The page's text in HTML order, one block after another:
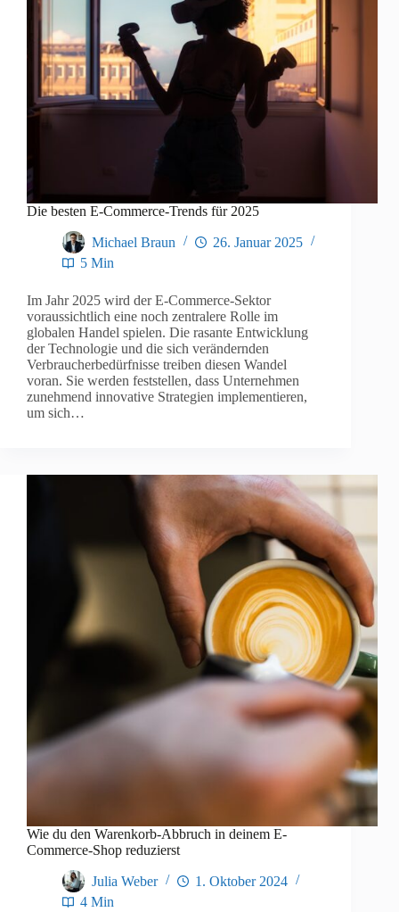
Die besten E-Commerce-Trends für 2025
Michael Braun
26. Januar 2025
5 Min
Im Jahr 2025 wird der E-Commerce-Sektor
voraussichtlich eine noch zentralere Rolle im
globalen Handel spielen. Die rasante Entwicklung
der Technologie und die sich verändernden
Verbraucherbedürfnisse treiben diesen Wandel
voran. Sie werden feststellen, dass Unternehmen
zunehmend innovative Strategien implementieren,
um sich…
Wie du den Warenkorb-Abbruch in deinem E-
Commerce-Shop reduzierst
Julia Weber
1. Oktober 2024
4 Min